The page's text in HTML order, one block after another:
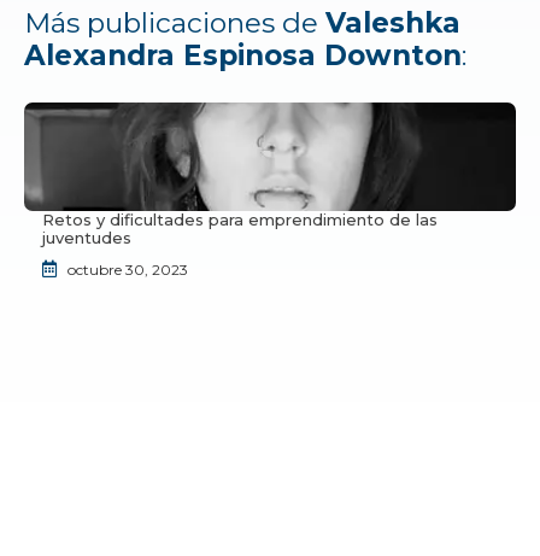
Más publicaciones de Valeshka
Alexandra Espinosa Downton:
Retos y dificultades para emprendimiento de las
juventudes
octubre 30, 2023